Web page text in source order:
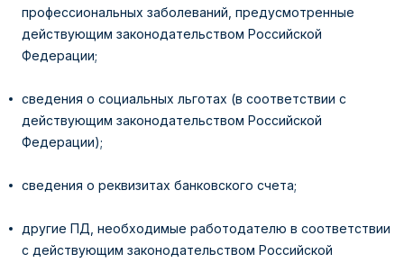
профессиональных заболеваний, предусмотренные
действующим законодательством Российской
Федерации;
сведения о социальных льготах (в соответствии с
действующим законодательством Российской
Федерации);
сведения о реквизитах банковского счета;
другие ПД, необходимые работодателю в соответствии
с действующим законодательством Российской